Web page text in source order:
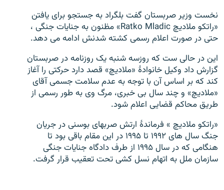
گزارش‌های ویدئویی
English
به ما بپیوندید
زبان‌های دیگر
نخست وزیر صربستان گفت بلگراد به جستجو برای یافتن
«راتکو ملادیچ Ratko Mladic» مظنون به جنایات جنگی ،
حتی در صورت اعلام رسمی کشته شدنش ادامه می دهد.
این در حالی ست که روزسه شنبه یک روزنامه در صربستان
گزارش داد وکیل خانوادۀ «ملادیچ» قصد دارد حرکتی را آغاز
کند که بر اساس آن با توجه به عدم سلامت جسمی آقای
«ملادیچ» و چند سال بی خبری، مرگ وی به طور رسمی از
طریق محاکم قضایی اعلام شود.
«راتكو ملاديچ » فرماندۀ ارتش صربهاى بوسنى در جريان
جنگ سال هاى ۱۹۹۲ تا ۱۹۹۵ در اين مقام باقى بود تا
هنگامى كه در سال ۱۹۹۵ از طرف دادگاه جنايات جنگى
سازمان ملل به اتهام نسل كشى تحت تعقيب قرار گرفت.